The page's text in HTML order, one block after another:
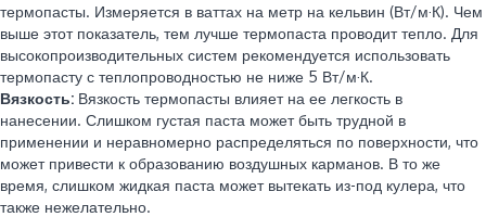
термопасты. Измеряется в ваттах на метр на кельвин (Вт/м·К). Чем
выше этот показатель, тем лучше термопаста проводит тепло. Для
высокопроизводительных систем рекомендуется использовать
термопасту с теплопроводностью не ниже 5 Вт/м·К.
Вязкость: Вязкость термопасты влияет на ее легкость в
нанесении. Слишком густая паста может быть трудной в
применении и неравномерно распределяться по поверхности, что
может привести к образованию воздушных карманов. В то же
время, слишком жидкая паста может вытекать из-под кулера, что
также нежелательно.